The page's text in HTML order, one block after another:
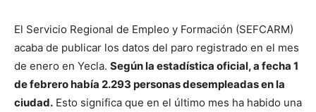
El Servicio Regional de Empleo y Formación (SEFCARM)
acaba de publicar los datos del paro registrado en el mes
de enero en Yecla. Según la estadística oficial, a fecha 1
de febrero había 2.293 personas desempleadas en la
ciudad. Esto significa que en el último mes ha habido una